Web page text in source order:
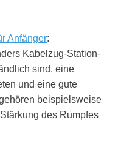
Anfänger:
Kabelzug-Station-
sind, eine
und eine gute
beispielsweise
des Rumpfes